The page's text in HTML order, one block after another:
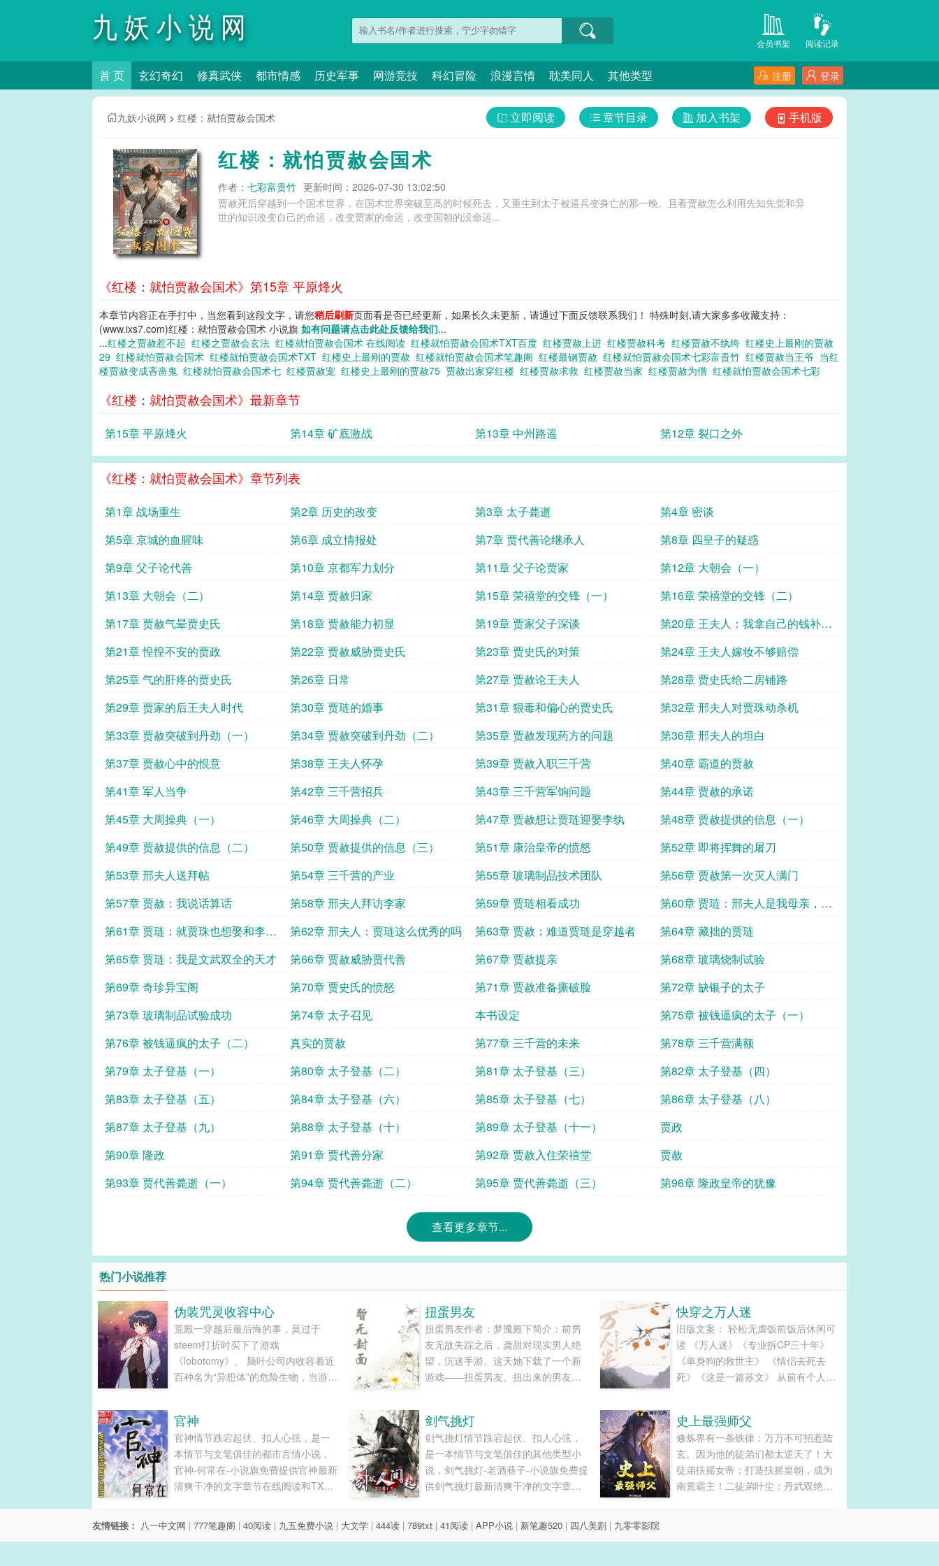
九妖小说网 阅读记录
会员书架
首 页 玄幻奇幻 修真武侠 都市情感 历史军事 网游竞技 科幻冒险 浪漫言情 耽美同人 其他类型 登录
注册
九妖小说网 > 红楼：就怕贾赦会国术 手机版
加入书架
章节目录
立即阅读
红楼：就怕贾赦会国术
作者： 七彩富贵竹 更新时间：2026-07-30 13:02:50
贾赦死后穿越到一个国术世界，在国术世界突破至高的时候死去，又重生到太子被逼兵变身亡的那一晚。且看贾赦怎么利用先知先觉和异
世的知识改变自己的命运，改变贾家的命运，改变国朝的没命运...
《红楼：就怕贾赦会国术》第15章 平原烽火
本章节内容正在手打中，当您看到这段文字，请您稍后刷新页面看是否已经更新，如果长久未更新，请通过下面反馈联系我们！ 特殊时刻,请大家多多收藏支持：
(www.ixs7.com)红楼：就怕贾赦会国术 小说旗 如有问题请点击此处反馈给我们...
...红楼之贾赦惹不起 红楼之贾赦会玄法 红楼就怕贾赦会国术 在线阅读 红楼就怕贾赦会国术TXT百度 红楼贾赦上进 红楼贾赦科考 红楼贾赦不纨绔 红楼史上最刚的贾赦
29 红楼就怕贾赦会国术 红楼就怕贾赦会国术TXT 红楼史上最刚的贾赦 红楼就怕贾赦会国术笔趣阁 红楼最钢贾赦 红楼就怕贾赦会国术七彩富贵竹 红楼贾赦当王爷 当红
楼贾赦变成吝啬鬼 红楼就怕贾赦会国术七 红楼贾赦宠 红楼史上最刚的贾赦75 贾赦出家穿红楼 红楼贾赦求救 红楼贾赦当家 红楼贾赦为僧 红楼就怕贾赦会国术七彩
《红楼：就怕贾赦会国术》最新章节
第15章 平原烽火 第14章 矿底激战 第13章 中州路遥 第12章 裂口之外
《红楼：就怕贾赦会国术》章节列表
第1章 战场重生 第2章 历史的改变 第3章 太子薨逝
第4章 密谈
第5章 京城的血腥味
第6章 成立情报处 第7章 贾代善论继承人
第8章 四皇子的疑惑
第9章 父子论代善
第10章 京都军力划分 第11章 父子论贾家
第12章 大朝会（一）
第13章 大朝会（二）
第14章 贾赦归家 第15章 荣禧堂的交锋（一）
第16章 荣禧堂的交锋（二）
第17章 贾赦气晕贾史氏
第18章 贾赦能力初显 第19章 贾家父子深谈
第20章 王夫人：我拿自己的钱补贴
王家有什么错
第21章 惶惶不安的贾政 第22章 贾赦威胁贾史氏 第23章 贾史氏的对策
第24章 王夫人嫁妆不够赔偿
第25章 气的肝疼的贾史氏
第26章 日常 第27章 贾赦论王夫人
第28章 贾史氏给二房铺路
第29章 贾家的后王夫人时代
第30章 贾琏的婚事 第31章 狠毒和偏心的贾史氏
第32章 邢夫人对贾珠动杀机
第33章 贾赦突破到丹劲（一）
第34章 贾赦突破到丹劲（二） 第35章 贾赦发现药方的问题
第36章 邢夫人的坦白
第37章 贾赦心中的恨意
第38章 王夫人怀孕 第39章 贾赦入职三千营
第40章 霸道的贾赦
第41章 军人当争
第42章 三千营招兵 第43章 三千营军饷问题
第44章 贾赦的承诺
第45章 大周操典（一）
第46章 大周操典（二） 第47章 贾赦想让贾琏迎娶李纨
第48章 贾赦提供的信息（一）
第49章 贾赦提供的信息（二）
第50章 贾赦提供的信息（三） 第51章 康治皇帝的愤怒
第52章 即将挥舞的屠刀
第53章 邢夫人送拜帖
第54章 三千营的产业 第55章 玻璃制品技术团队
第56章 贾赦第一次灭人满门
第57章 贾赦：我说话算话
第58章 邢夫人拜访李家 第59章 贾琏相看成功
第60章 贾琏：邢夫人是我母亲，谁
都改不了
第61章 贾琏：就贾珠也想娶和李纨
妹妹一样好的人
第62章 邢夫人：贾琏这么优秀的吗 第63章 贾赦：难道贾琏是穿越者
第64章 藏拙的贾琏
第65章 贾琏：我是文武双全的天才
第66章 贾赦威胁贾代善 第67章 贾赦提亲
第68章 玻璃烧制试验
第69章 奇珍异宝阁
第70章 贾史氏的愤怒 第71章 贾赦准备撕破脸
第72章 缺银子的太子
第73章 玻璃制品试验成功
第74章 太子召见 本书设定
第75章 被钱逼疯的太子（一）
第76章 被钱逼疯的太子（二）
真实的贾赦 第77章 三千营的未来
第78章 三千营满额
第79章 太子登基（一）
第80章 太子登基（二） 第81章 太子登基（三）
第82章 太子登基（四）
第83章 太子登基（五）
第84章 太子登基（六） 第85章 太子登基（七）
第86章 太子登基（八）
第87章 太子登基（九）
第88章 太子登基（十） 第89章 太子登基（十一）
贾政
第90章 隆政
第91章 贾代善分家 第92章 贾赦入住荣禧堂
贾赦
第93章 贾代善薨逝（一）
第94章 贾代善薨逝（二） 第95章 贾代善薨逝（三） 第96章 隆政皇帝的犹豫
查看更多章节...
热门小说推荐
伪装咒灵收容中心
荒殿一穿越后最后悔的事，莫过于
steem打折时买下了游戏
《lobotomy》。 脑叶公司内收容着近
百种名为“异想体”的危险生物，当游戏
公司的存在，荒殿一从都市传说中找
到了灵感，把脑叶公司伪装成了咒灵
收容中心。 一开始，所有人都当咒灵
收容中心是个废物咒术师引人关注的
手段。 直到—— 憎恶女王突破收
园突…… 众人：你们咒灵收容中心怎
扭蛋男友
扭蛋男友作者：梦魇殿下简介：前男
友无故失踪之后，龚甜对现实男人绝
望，沉迷手游。这天她下载了一个新
游戏——扭蛋男友。扭出来的男友居
陷……第一章扭蛋男友“甜甜，一起去
不？”室友冯宝月梳妆打扮罢，正对镜
子上最后的口红，“我约了人一起唱
k，有三个小哥哥呢，个个单身一米...
快穿之万人迷
旧版文案： 轻松无虐饭前饭后休闲可
读 《万人迷》《专业拆CP三十年》
《单身狗的救世主》 《情侣去死去
死》《这是一篇苏文》 从前有个人，
灯》版本： 从前有个炮灰，他捡到一
个灯，然后他擦了擦，一个神仙从灯
里冒了出来。 “小伙子，你有什么愿望
啊？” 炮灰鼓起勇气，大声喊，“我要
脱单！” “啧。” 炮灰沉默了下，大声
官神
官神情节跌宕起伏、扣人心弦，是一
本情节与文笔俱佳的都市言情小说，
官神-何常在-小说旗免费提供官神最新
清爽干净的文字章节在线阅读和TXT
剑气挑灯
剑气挑灯情节跌宕起伏、扣人心弦，
是一本情节与文笔俱佳的其他类型小
说，剑气挑灯-老酒巷子-小说旗免费提
供剑气挑灯最新清爽干净的文字章节
史上最强师父
修炼界有一条铁律：万万不可招惹陆
玄。因为他的徒弟们都太逆天了！大
徒弟扶摇女帝：打造扶摇皇朝，成为
南荒霸主！二徒弟叶尘：丹武双绝，
友情链接： 八一中文网 | 777笔趣阁 | 40阅读 | 九五免费小说 | 大文学 | 444读 | 789txt | 41阅读 | APP小说 | 新笔趣520 | 四八美剧 | 九零零影院